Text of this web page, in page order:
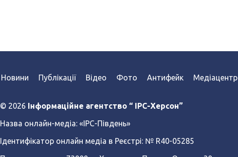
Новини Публікації Відео Фото Антифейк Медіацентр
© 2026 Інформаційне агентство “ IPC-Херсон”
Назва онлайн-медіа: «ІРС-Південь»
Ідентифікатор онлайн медіа в Реєстрі: № R40-05285